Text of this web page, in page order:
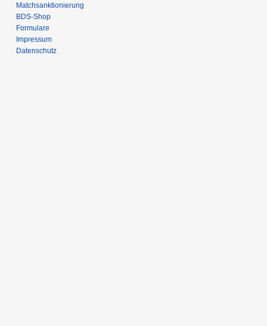
Match­sanktionierung
BDS-Shop
Formulare
Impressum
Datenschutz